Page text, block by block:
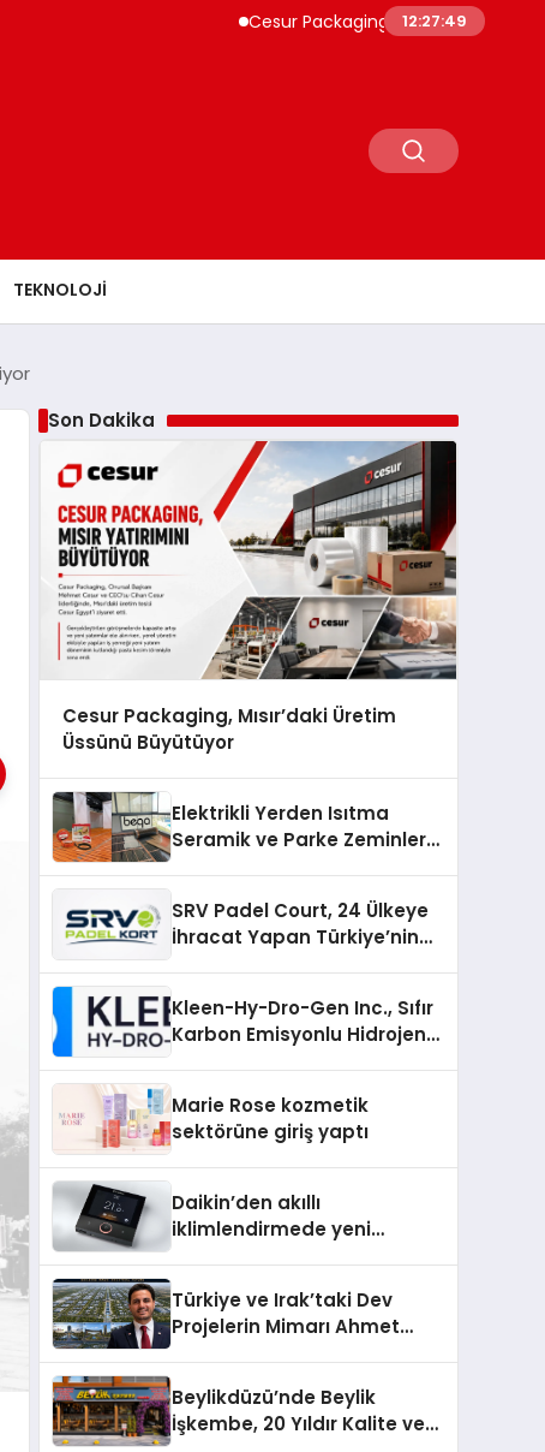
Cesur Packaging, Mısır’daki Üretim
12:27:50
TEKNOLOJI
Son Dakika
Cesur Packaging, Mısır’daki Üretim
Üssünü Büyütüyor
Elektrikli Yerden Isıtma
Seramik ve Parke Zeminler
SRV Padel Court, 24 Ülkeye
İhracat Yapan Türkiye’nin
Kleen-Hy-Dro-Gen Inc., Sıfır
Karbon Emisyonlu Hidrojen
Aldı
Marie Rose kozmetik
sektörüne giriş yaptı
Daikin’den akıllı
iklimlendirmede yeni
Türkiye ve Irak’taki Dev
Projelerin Mimarı Ahmet
Holding Industrial City”
Projesini Hayata Geçirecek
Beylikdüzü’nde Beylik
İşkembe, 20 Yıldır Kalite ve